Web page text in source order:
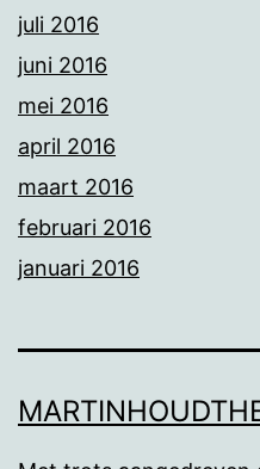
juli 2016
juni 2016
mei 2016
april 2016
maart 2016
februari 2016
januari 2016